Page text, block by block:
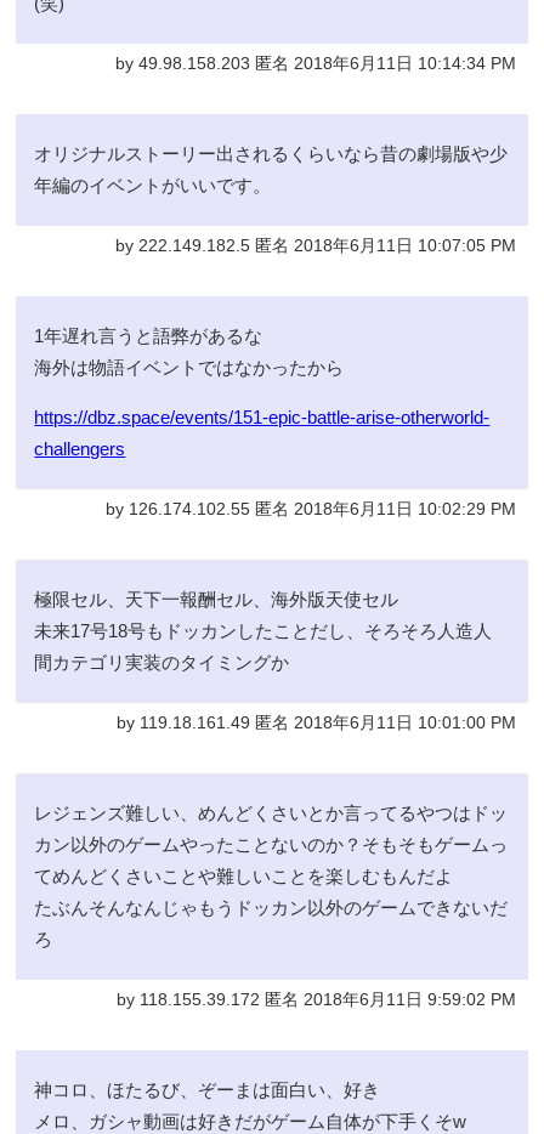
by 49.98.158.203 匿名 2018年6月11日 10:14:34 PM
オリジナルストーリー出されるくらいなら昔の劇場版や少
年編のイベントがいいです。
by 222.149.182.5 匿名 2018年6月11日 10:07:05 PM
1年遅れ言うと語弊があるな
海外は物語イベントではなかったから
https://dbz.space/events/151-epic-battle-arise-otherworld-
challengers
by 126.174.102.55 匿名 2018年6月11日 10:02:29 PM
極限セル、天下一報酬セル、海外版天使セル
未来17号18号もドッカンしたことだし、そろそろ人造人
間カテゴリ実装のタイミングか
by 119.18.161.49 匿名 2018年6月11日 10:01:00 PM
レジェンズ難しい、めんどくさいとか言ってるやつはドッ
カン以外のゲームやったことないのか？そもそもゲームっ
てめんどくさいことや難しいことを楽しむもんだよ
たぶんそんなんじゃもうドッカン以外のゲームできないだ
ろ
by 118.155.39.172 匿名 2018年6月11日 9:59:02 PM
神コロ、ほたるび、ぞーまは面白い、好き
メロ、ガシャ動画は好きだがゲーム自体が下手くそw